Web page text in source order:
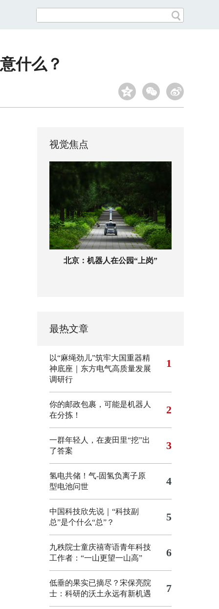
什么？
视觉焦点
北京：机器人在公园“上岗”
最热文章
以“麻绳劲儿”筑牢大国重器精
神底座｜东方电气高质量发展
调研行
1
你的邮政包裹，可能是机器人
在分拣！
2
一群年轻人，在麦田里“挖”出
了答案
3
氢电共储！气-固氢负离子原
型电池问世
4
中国科技欣先说｜“科技副
总”是个什么“总”？
5
九秩院士童庆禧寄语青年科技
工作者：“一山更望一山高”
6
低垂的果实已摘尽？宋保亮院
士：科研的沃土永远有新机遇
7